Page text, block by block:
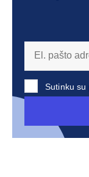
Sutinku su